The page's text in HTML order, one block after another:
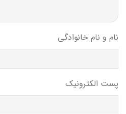
نام و نام خانوادگی
پست الکترونیک